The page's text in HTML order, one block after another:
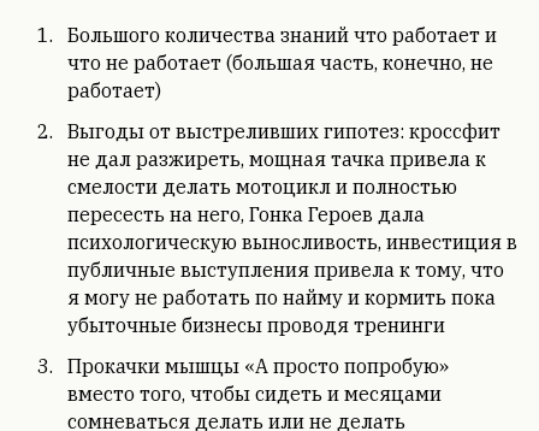
Большого количества знаний что работает и
что не работает (большая часть, конечно, не
работает)
Выгоды от выстреливших гипотез: кроссфит
не дал разжиреть, мощная тачка привела к
смелости делать мотоцикл и полностью
пересесть на него, Гонка Героев дала
психологическую выносливость, инвестиция в
публичные выступления привела к тому, что
я могу не работать по найму и кормить пока
убыточные бизнесы проводя тренинги
Прокачки мышцы «А просто попробую»
вместо того, чтобы сидеть и месяцами
сомневаться делать или не делать